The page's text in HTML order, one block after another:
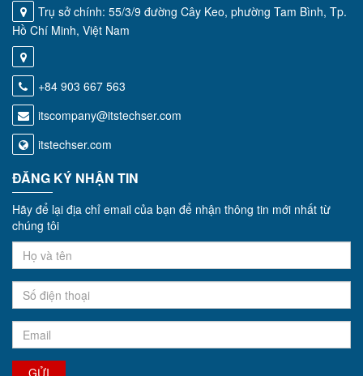
Trụ sở chính: 55/3/9 đường Cây Keo, phường Tam Bình, Tp.
Hồ Chí Minh, Việt Nam
+84 903 667 563
itscompany@itstechser.com
itstechser.com
ĐĂNG KÝ NHẬN TIN
Hãy để lại địa chỉ email của bạn để nhận thông tin mới nhất từ
chúng tôi